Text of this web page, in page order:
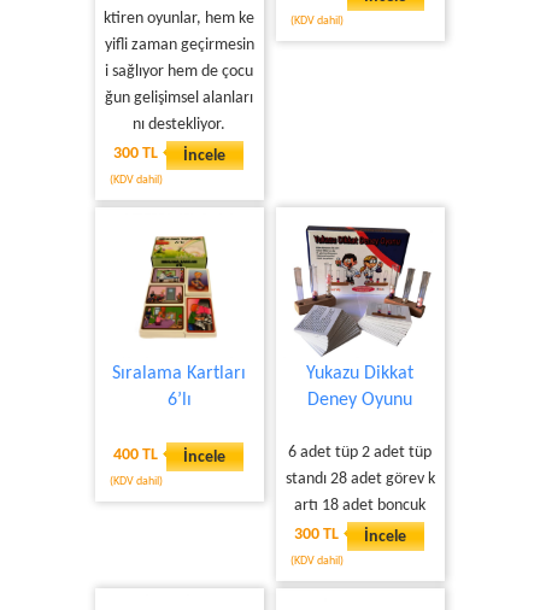
ktiren oyunlar, hem ke
yifli zaman geçirmesin
i sağlıyor hem de çocu
ğun gelişimsel alanları
nı destekliyor.
300 TL
(KDV dahil)
İncele
(KDV dahil)
Sıralama Kartları
6’lı
400 TL
(KDV dahil)
İncele
Yukazu Dikkat
Deney Oyunu
6 adet tüp 2 adet tüp
standı 28 adet görev k
artı 18 adet boncuk
300 TL
(KDV dahil)
İncele